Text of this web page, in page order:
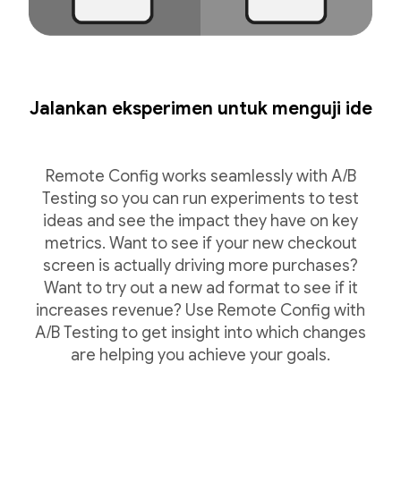
Jalankan eksperimen untuk menguji ide
Remote Config works seamlessly with A/B
Testing so you can run experiments to test
ideas and see the impact they have on key
metrics. Want to see if your new checkout
screen is actually driving more purchases?
Want to try out a new ad format to see if it
increases revenue? Use Remote Config with
A/B Testing to get insight into which changes
are helping you achieve your goals.